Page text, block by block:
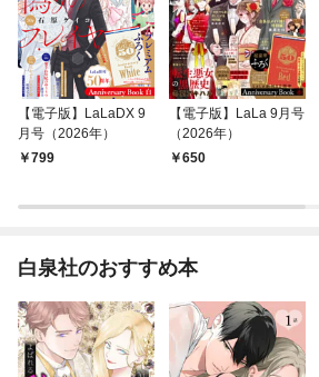
【電子版】LaLaDX 9
月号（2026年）
799
【電子版】LaLa 9月号
（2026年）
650
白泉社のおすすめ本